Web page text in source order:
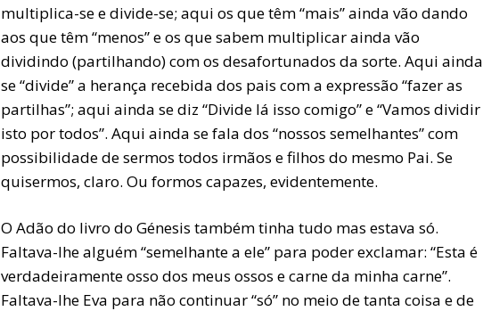
multiplica-se e divide-se; aqui os que têm “mais” ainda vão dando
aos que têm “menos” e os que sabem multiplicar ainda vão
dividindo (partilhando) com os desafortunados da sorte. Aqui ainda
se “divide” a herança recebida dos pais com a expressão “fazer as
partilhas”; aqui ainda se diz “Divide lá isso comigo” e “Vamos dividir
isto por todos”. Aqui ainda se fala dos “nossos semelhantes” com
possibilidade de sermos todos irmãos e filhos do mesmo Pai. Se
quisermos, claro. Ou formos capazes, evidentemente.
O Adão do livro do Génesis também tinha tudo mas estava só.
Faltava-lhe alguém “semelhante a ele” para poder exclamar: “Esta é
verdadeiramente osso dos meus ossos e carne da minha carne”.
Faltava-lhe Eva para não continuar “só” no meio de tanta coisa e de